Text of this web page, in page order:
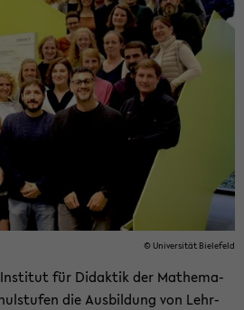
© Uni­ver­si­tät Bie­le­feld
für Di­dak­tik der Ma­the­ma­
die Aus­bil­dung von Lehr­